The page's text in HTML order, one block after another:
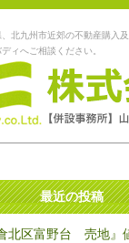
北九州市近郊の不動産購入
ィへご相談ください。
最近の投稿
倉北区富野台 売地』